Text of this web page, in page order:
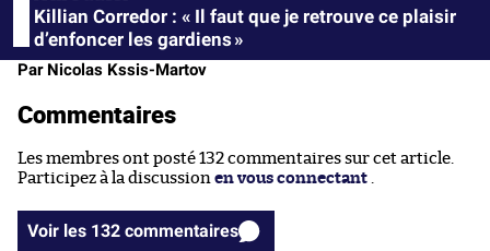
Killian Corredor : « Il faut que je retrouve ce plaisir
d’enfoncer les gardiens »
Par Nicolas Kssis-Martov
Commentaires
Les membres ont posté 132 commentaires sur cet article.
Participez à la discussion en vous connectant
Voir les 132 commentaires